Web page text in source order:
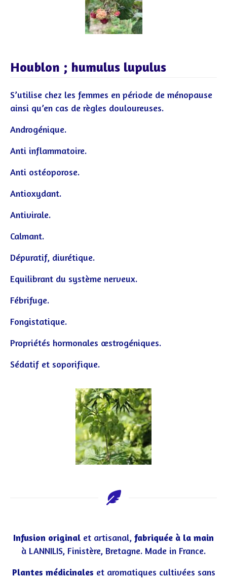
Houblon ; humulus lupulus
S’utilise chez les femmes en période de ménopause
ainsi qu’en cas de règles douloureuses.
Androgénique.
Anti inflammatoire.
Anti ostéoporose.
Antioxydant.
Antivirale.
Calmant.
Dépuratif, diurétique.
Equilibrant du système nerveux.
Fébrifuge.
Fongistatique.
Propriétés hormonales œstrogéniques.
Sédatif et soporifique.
Infusion original et artisanal, fabriquée à la main
à LANNILIS, Finistère, Bretagne. Made in France.
Plantes médicinales et aromatiques cultivées sans